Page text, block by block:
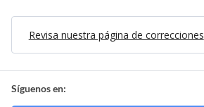
Revisa nuestra página de correcciones
Síguenos en: